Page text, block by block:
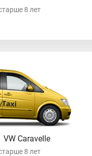
8 лет
VW Caravelle
8 лет